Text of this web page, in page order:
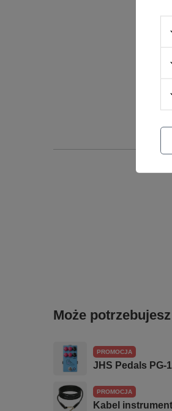
Może
PROMOCJA
JHS Pedals PG-
PROMOCJA
Kabel